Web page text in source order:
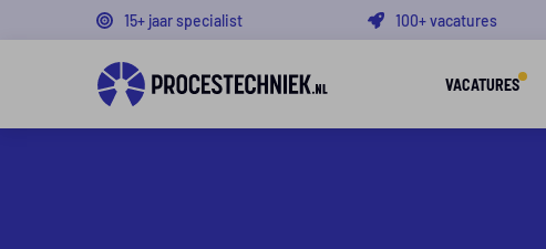
15+ jaar specialist 100+ vacatures
VACATURES
PREMIUM VACATURE